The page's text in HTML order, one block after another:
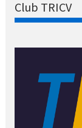
Club TRICV